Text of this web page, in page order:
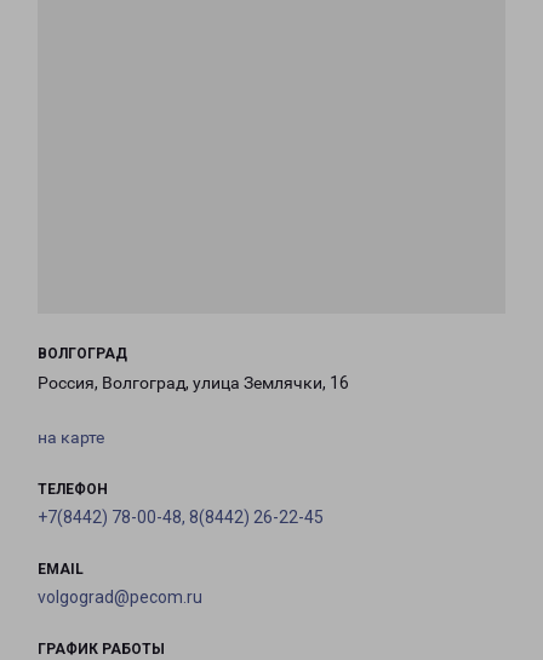
ВОЛГОГРАД
Россия, Волгоград, улица Землячки, 16
на карте
ТЕЛЕФОН
+7(8442) 78-00-48, 8(8442) 26-22-45
EMAIL
volgograd@pecom.ru
ГРАФИК РАБОТЫ